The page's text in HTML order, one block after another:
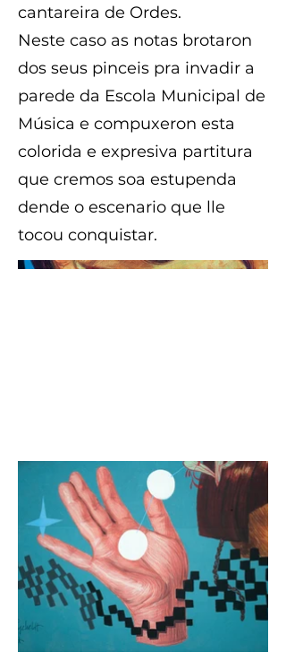
cantareira de Ordes.
Neste caso as notas brotaron
dos seus pinceis pra invadir a
parede da Escola Municipal de
Música e compuxeron esta
colorida e expresiva partitura
que cremos soa estupenda
dende o escenario que lle
tocou conquistar.